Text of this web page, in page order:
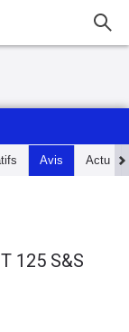
Avis Actu
125 S&S